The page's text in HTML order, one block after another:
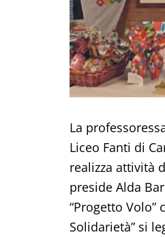
La
Liceo Fanti di
realizza attività
preside Alda
“Progetto
Solidarietà” si